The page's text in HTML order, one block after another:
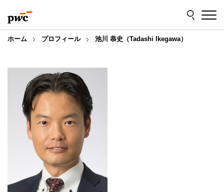
to
content
to
footer
ホーム プロフィール 池川 恭史（Tadashi Ikegawa）